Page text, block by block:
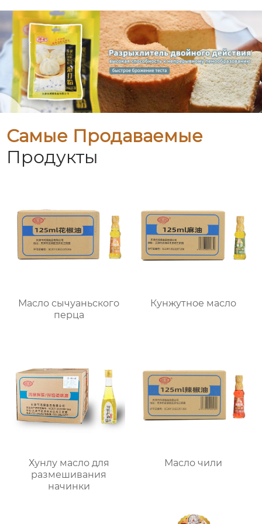
Самые Продаваемые
Продукты
Масло сычуаньского
перца
Кунжутное масло
Хунлу масло для
размешивания
начинки
Масло чили